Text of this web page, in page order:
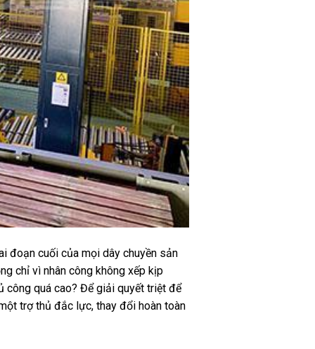
đoạn cuối của mọi dây chuyền sản
chỉ vì nhân công không xếp kịp
công quá cao? Để giải quyết triệt để
trợ thủ đắc lực, thay đổi hoàn toàn